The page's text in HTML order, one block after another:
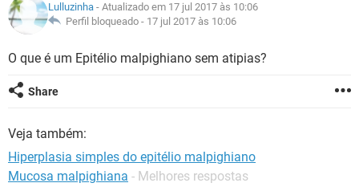
NUTRIÇÃO
BEM-ESTAR
SEXUALIDADE
GLOSSÁRIO
Lulluzinha - Atualizado em 17 jul 2017 às 10:06
Perfil bloqueado - 17 jul 2017 às 10:06
O que é um Epitélio malpighiano sem atipias?
Share
Veja também:
Hiperplasia simples do epitélio malpighiano
Mucosa malpighiana - Melhores respostas